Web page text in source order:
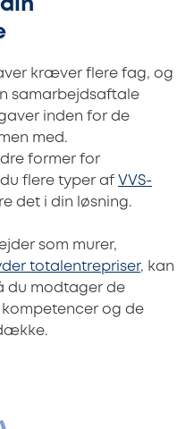
kræver flere fag, og
samarbejdsaftale
inden for de
med.
former for
flere typer af VVS-
det i din løsning.
som murer,
totalentrepriser, kan
du modtager de
og de